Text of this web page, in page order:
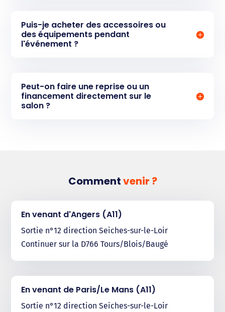
Puis-je acheter des accessoires ou
des équipements pendant
l'événement ?
Peut-on faire une reprise ou un
financement directement sur le
salon ?
Commentvenir ?
En venant d'Angers (A11)
Sortie n°12 direction Seiches-sur-le-Loir
Continuer sur la D766 Tours/Blois/Baugé
En venant de Paris/Le Mans (A11)
Sortie n°12 direction Seiches-sur-le-Loir